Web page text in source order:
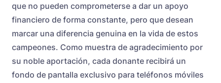
que no pueden comprometerse a dar un apoyo
financiero de forma constante, pero que desean
marcar una diferencia genuina en la vida de estos
campeones. Como muestra de agradecimiento por
su noble aportación, cada donante recibirá un
fondo de pantalla exclusivo para teléfonos móviles